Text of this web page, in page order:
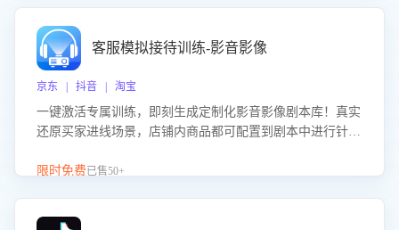
客服模拟接待训练-影音影像
京东 | 抖音 | 淘宝
一键激活专属训练，即刻生成定制化影音影像剧本库！真实
还原买家进线场景，店铺内商品都可配置到剧本中进行针对
击 “立即开通”，快速获取影音影像类目剧本，一键开启客服
限时免费已售50+